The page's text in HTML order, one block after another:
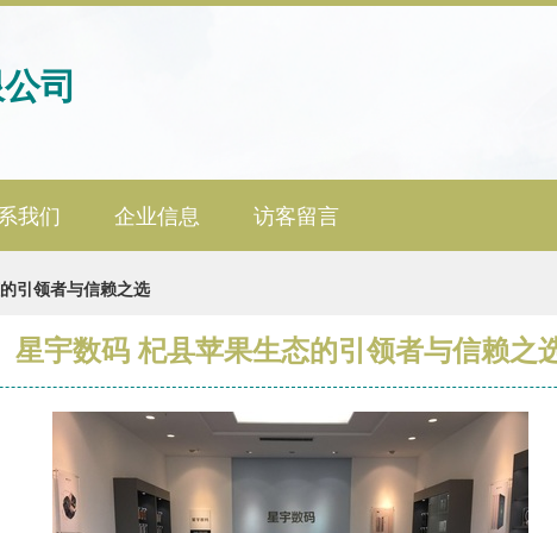
司
我们 企业信息 访客留言
引领者与信赖之选
星宇数码 杞县苹果生态的引领者与信赖之